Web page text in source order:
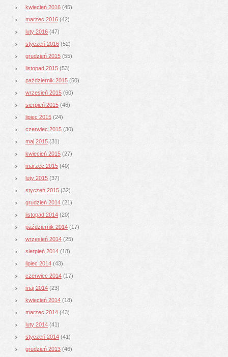
kwiecień 2016 (45)
marzec 2016 (42)
luty 2016 (47)
styczeń 2016 (52)
grudzień 2015 (55)
listopad 2015 (53)
październik 2015 (50)
wrzesień 2015 (60)
sierpień 2015 (46)
lipiec 2015 (24)
czerwiec 2015 (30)
maj 2015 (31)
kwiecień 2015 (27)
marzec 2015 (40)
luty 2015 (37)
styczeń 2015 (32)
grudzień 2014 (21)
listopad 2014 (20)
październik 2014 (17)
wrzesień 2014 (25)
sierpień 2014 (18)
lipiec 2014 (43)
czerwiec 2014 (17)
maj 2014 (23)
kwiecień 2014 (18)
marzec 2014 (43)
luty 2014 (41)
styczeń 2014 (41)
grudzień 2013 (46)